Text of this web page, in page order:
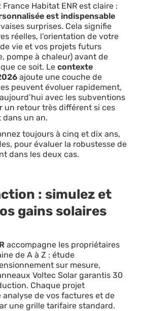
Habitat ENR est claire :
est indispensable
surprises. Cela signifie
réelles, l’orientation de votre
vie et vos projets futurs
pompe à chaleur) avant de
ce soit. Le contexte
ajoute une couche de
peuvent évoluer rapidement,
avec les subventions
un retour très différent si ces
dans un an.
toujours à cinq et dix ans,
pour évaluer la robustesse de
dans les deux cas.
: simulez et
gains solaires
accompagne les propriétaires
de A à Z : étude
sur mesure,
Voltec Solar garantis 30
Chaque projet
de vos factures et de
une grille tarifaire standard.